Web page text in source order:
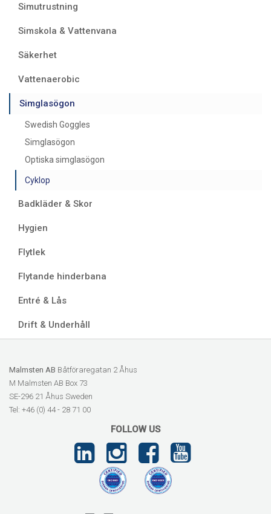
Simutrustning
Simskola & Vattenvana
Säkerhet
Vattenaerobic
Simglasögon
Swedish Goggles
Simglasögon
Optiska simglasögon
Cyklop
Badkläder & Skor
Hygien
Flytlek
Flytande hinderbana
Entré & Lås
Drift & Underhåll
Malmsten AB Båtföraregatan 2 Åhus
M Malmsten AB Box 73
SE-296 21 Åhus Sweden
Tel: +46 (0) 44 - 28 71 00
FOLLOW US